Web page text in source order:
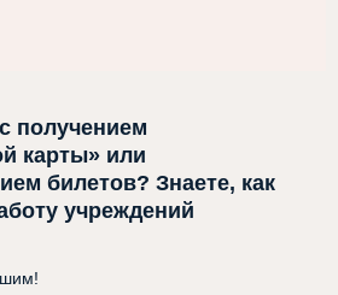
получением
карты» или
билетов? Знаете, как
учреждений